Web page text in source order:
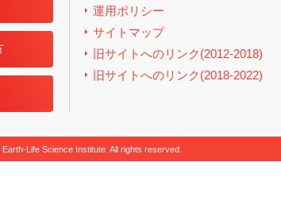
運用ポリシー
サイトマップ
旧サイトへのリンク(2012-2018)
旧サイトへのリンク(2018-2022)
Life Science Institute. All rights reserved.